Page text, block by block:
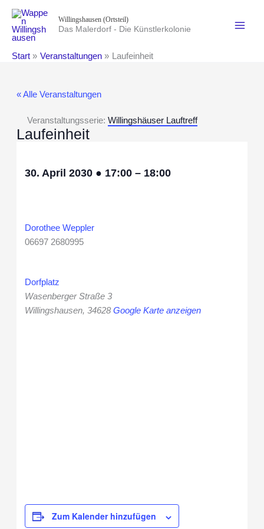
Inhalt
springen
Willingshausen (Ortsteil)
Das Malerdorf - Die Künstlerkolonie
Start Veranstaltungen Laufeinheit
« Alle Veranstaltungen
Veranstaltungsserie: Willingshäuser Lauftreff
Laufeinheit
30. April 2030 ● 17:00– 18:00
Dorothee Weppler
06697 2680995
Dorfplatz
Wasenberger Straße 3
Willingshausen, 34628 Google Karte anzeigen
Zum Kalender hinzufügen